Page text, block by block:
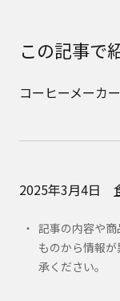
この記事で
コーヒーメーカー
2025年3月4日
記事の内容や
ものから情報
承ください。